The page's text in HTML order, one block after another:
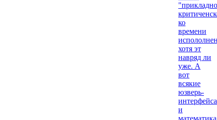
ко
времени
хотя эт
навряд ли
уже. А
вот
всякие
юзверь-
интерфейса
и
математика